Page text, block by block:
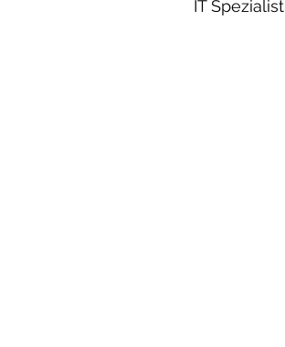
IT Spezialist